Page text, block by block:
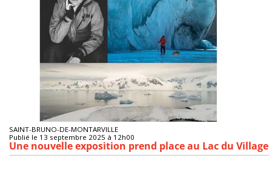
SAINT-BRUNO-DE-MONTARVILLE
Publié le 13 septembre 2025 à 12h00
Une nouvelle exposition prend place au Lac du Village